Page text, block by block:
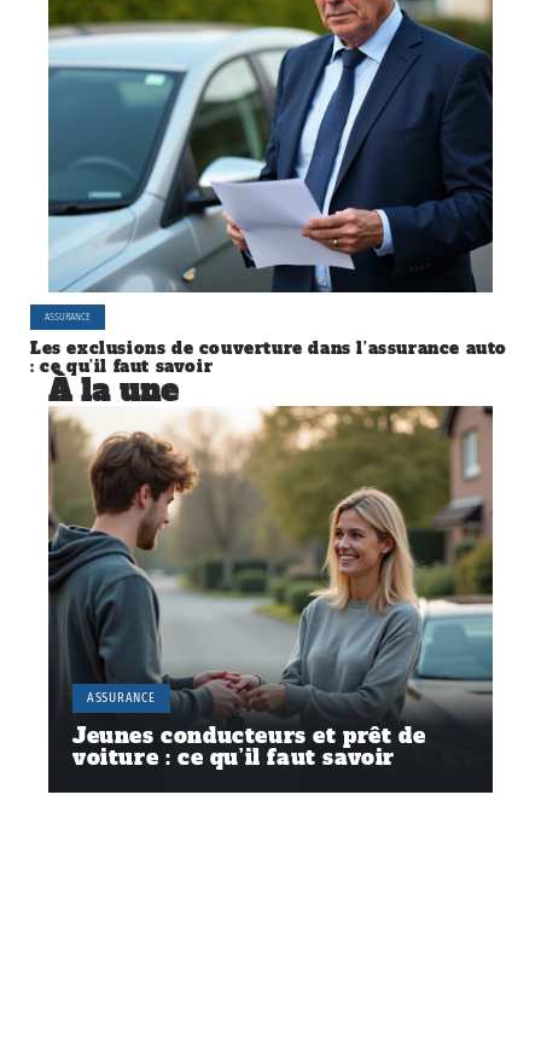
ASSURANCE
Les exclusions de couverture dans l’assurance auto
: ce qu’il faut savoir
À la une
ASSURANCE
Jeunes conducteurs et prêt de
voiture : ce qu’il faut savoir